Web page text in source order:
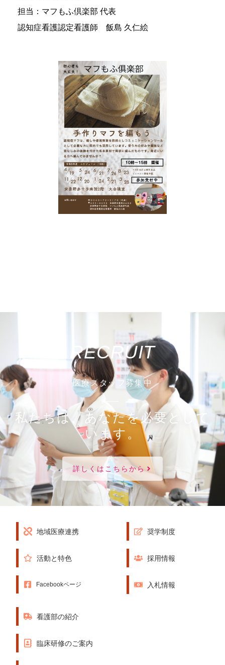
担当：マフもふ倶楽部 代表
認知症看護認定看護師 飯島 久仁絵
RECRUIT
医療スタッフ募集中
私たちは、あなたを必要として
います。
詳しくはこちらから
地域医療連携
活動と特色
Facebookページ
奨学制度
採用情報
入札情報
看護部の紹介
臨床研修のご案内